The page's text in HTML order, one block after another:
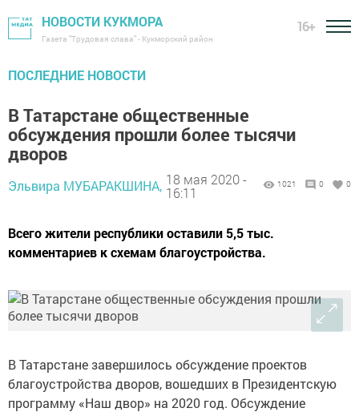
НОВОСТИ КУКМОРА
Газета "Трудовая слава" - Кукморский район
16+
ПОСЛЕДНИЕ НОВОСТИ
В Татарстане общественные
обсуждения прошли более тысячи
дворов
Эльвира МУБАРАКШИНА, 18 мая 2020 -
16:11
1021 0 0
Всего жители республики оставили 5,5 тыс.
комментариев к схемам благоустройства.
В Татарстане завершилось обсуждение проектов
благоустройства дворов, вошедших в Президентскую
программу «Наш двор» на 2020 год. Обсуждение